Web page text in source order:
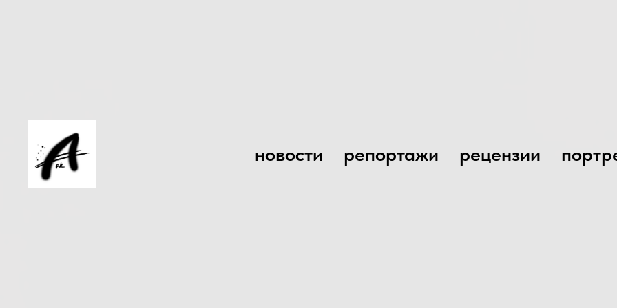
новости репортажи рецензии